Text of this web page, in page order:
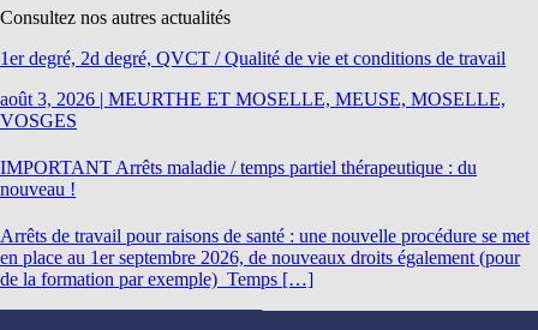
Consultez nos autres actualités
1er degré, 2d degré, QVCT / Qualité de vie et conditions de travail
août 3, 2026 | MEURTHE ET MOSELLE, MEUSE, MOSELLE,
VOSGES
IMPORTANT Arrêts maladie / temps partiel thérapeutique : du
nouveau !
Arrêts de travail pour raisons de santé : une nouvelle procédure se met
en place au 1er septembre 2026, de nouveaux droits également (pour
de la formation par exemple) Temps […]